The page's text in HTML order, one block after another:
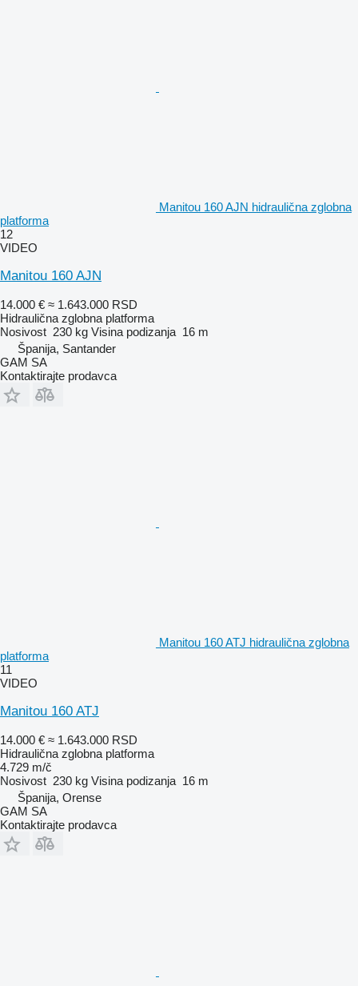
Manitou 160 AJN hidraulična zglobna
platforma
12
VIDEO
Manitou 160 AJN
14.000 € ≈ 1.643.000 RSD
Hidraulična zglobna platforma
Nosivost 230 kg Visina podizanja 16 m
Španija, Santander
GAM SA
Kontaktirajte prodavca
Manitou 160 ATJ hidraulična zglobna
platforma
11
VIDEO
Manitou 160 ATJ
14.000 € ≈ 1.643.000 RSD
Hidraulična zglobna platforma
4.729 m/č
Nosivost 230 kg Visina podizanja 16 m
Španija, Orense
GAM SA
Kontaktirajte prodavca